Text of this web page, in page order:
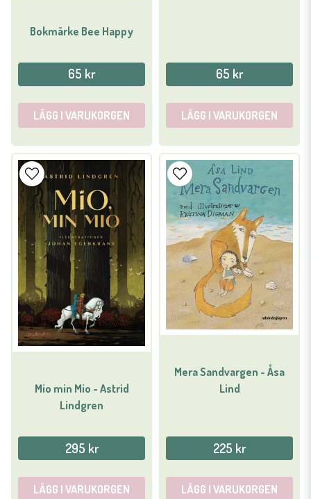
Bokmärke Bee Happy
65 kr
LÄGG I VARUKORGEN
65 kr
LÄGG I VARUKORGEN
Mio min Mio - Astrid
Lindgren
295 kr
LÄGG I VARUKORGEN
Mera Sandvargen - Åsa
Lind
225 kr
LÄGG I VARUKORGEN